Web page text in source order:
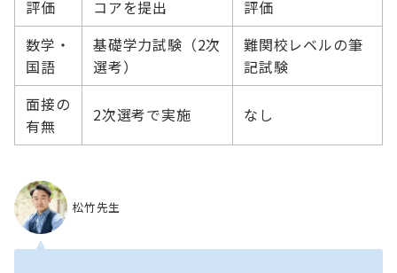
評価 コアを提出
評価
数学・
国語
基礎学力試験（2次
選考）
難関校レベルの筆
記試験
面接の
有無
2次選考で実施 なし
松竹先生